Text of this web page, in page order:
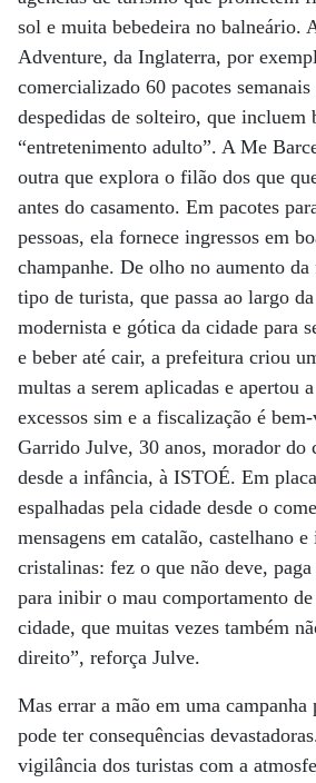
sol e muita bebedeira no balneário.
Adventure, da Inglaterra, por
comercializado 60 pacotes
despedidas de solteiro, que incluem
“entretenimento adulto”. A Me
outra que explora o filão dos que
antes do casamento. Em pacotes
pessoas, ela fornece ingressos em
champanhe. De olho no aumento da
tipo de turista, que passa ao largo
modernista e gótica da cidade para
e beber até cair, a prefeitura criou
multas a serem aplicadas e apertou
excessos sim e a fiscalização é
Garrido Julve, 30 anos, morador do
desde a infância, à ISTOÉ. Em
espalhadas pela cidade desde o
mensagens em catalão, castelhano e
cristalinas: fez o que não deve,
para inibir o mau comportamento de
cidade, que muitas vezes também
direito”, reforça Julve.
Mas errar a mão em uma campanha
pode ter consequências
vigilância dos turistas com a